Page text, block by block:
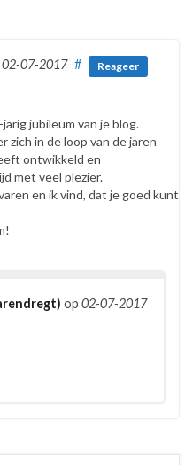
02-07-2017 # Reageer
jubileum van je blog.
zich in de loop van de jaren
ontwikkeld en
met veel plezier.
en ik vind, dat je goed kunt
op 02-07-2017